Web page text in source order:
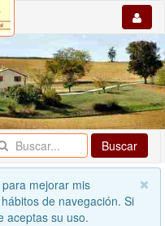
Buscar
mejorar mis
de navegación. Si
aceptas su uso.